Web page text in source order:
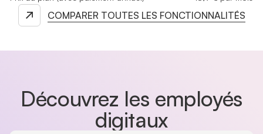
COMPARER TOUTES LES FONCTIONNALITÉS
Découvrez les employés
digitaux